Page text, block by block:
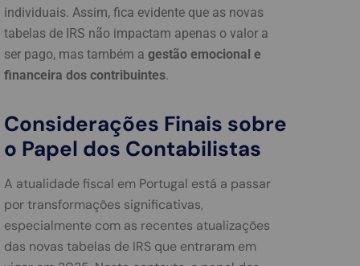
individuais. Assim, fica evidente que as novas
tabelas de IRS não impactam apenas o valor a
ser pago, mas também a gestão emocional e
financeira dos contribuintes.
Considerações Finais sobre
o Papel dos Contabilistas
A atualidade fiscal em Portugal está a passar
por transformações significativas,
especialmente com as recentes atualizações
das novas tabelas de IRS que entraram em